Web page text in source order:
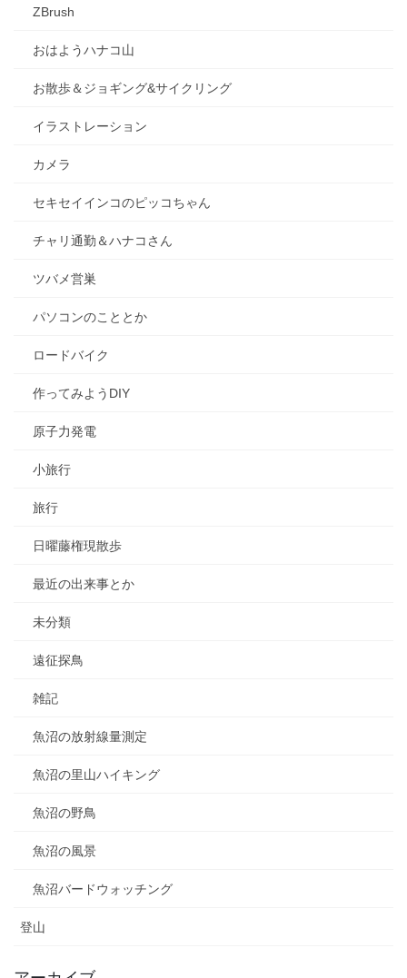
ZBrush
おはようハナコ山
お散歩＆ジョギング&サイクリング
イラストレーション
カメラ
セキセイインコのピッコちゃん
チャリ通勤＆ハナコさん
ツバメ営巣
パソコンのこととか
ロードバイク
作ってみようDIY
原子力発電
小旅行
旅行
日曜藤権現散歩
最近の出来事とか
未分類
遠征探鳥
雑記
魚沼の放射線量測定
魚沼の里山ハイキング
魚沼の野鳥
魚沼の風景
魚沼バードウォッチング
登山